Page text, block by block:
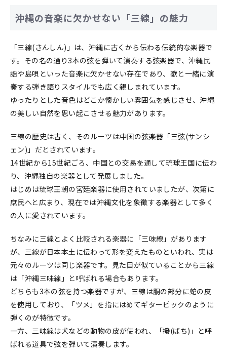
沖縄の音楽に欠かせない「三線」の魅力
「三線(さんしん)」は、沖縄に古くから伝わる伝統的な楽器で
す。その名の通り3本の弦を弾いて演奏する弦楽器で、沖縄民
謡や島唄といった音楽に欠かせない存在であり、歌と一緒に演
奏する弾き語りスタイルでも広く親しまれています。
ゆったりとした音色はどこか懐かしい雰囲気を感じさせ、沖縄
の美しい自然を思い起こさせる魅力があります。
三線の歴史は古く、そのルーツは中国の弦楽器「三弦(サンシ
ェン)」だとされています。
14世紀から15世紀ごろ、中国との交易を通して琉球王国に伝わ
り、沖縄独自の楽器として発展しました。
はじめは琉球王朝の宮廷楽器に使用されていましたが、次第に
庶民へと広まり、現在では沖縄文化を象徴する楽器として多く
の人に愛されています。
ちなみに三線とよく比較される楽器に「三味線」があります
が、三線が日本本土に伝わって形を変えたものといわれ、実は
元々のルーツは同じ楽器です。見た目が似ていることから三線
は「沖縄三味線」と呼ばれる場合もあります。
どちらも3本の弦を持つ楽器ですが、三線は胴の部分に蛇の皮
を使用しており、「ツメ」を指にはめてギターピックのように
弾くのが特徴です。
一方、三味線は犬などの動物の皮が使われ、「撥(ばち)」と呼
ばれる道具で弦を弾いて演奏します。